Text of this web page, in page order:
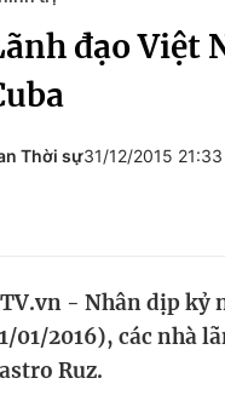
Chất
đạo Việt
Thời sự31/12/2015
- Nhân dịp kỷ
01/2016), các nhà
Ruz.